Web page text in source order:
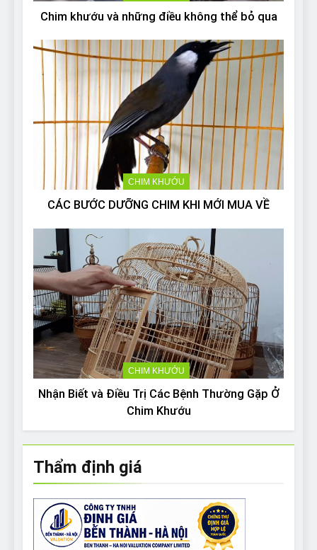
Chim khướu và những điều không thể bỏ qua
CHIM KHƯỚU
CÁC BƯỚC DƯỠNG CHIM KHI MỚI MUA VỀ
CHIM KHƯỚU
Nhận Biết và Điều Trị Các Bệnh Thường Gặp Ở
Chim Khướu
Thẩm định giá